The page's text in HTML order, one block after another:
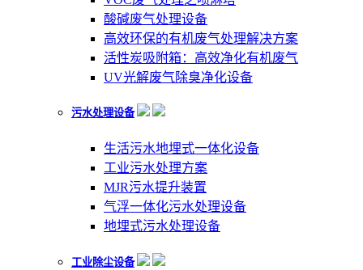
酸碱废气处理设备
高效环保的有机废气处理解决方案
活性炭吸附箱：高效净化有机废气
UV光解废气除臭净化设备
污水处理设备
生活污水地埋式一体化设备
工业污水处理方案
MJR污水提升装置
气浮一体化污水处理设备
地埋式污水处理设备
工业除尘设备